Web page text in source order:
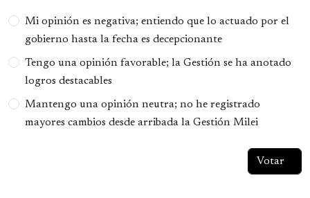
Opciones
Mi opinión es negativa; entiendo que lo actuado por el
gobierno hasta la fecha es decepcionante
Tengo una opinión favorable; la Gestión se ha anotado
logros destacables
Mantengo una opinión neutra; no he registrado
mayores cambios desde arribada la Gestión Milei